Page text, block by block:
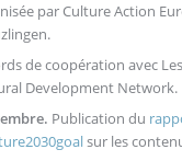
par Culture Action
de coopération avec
Development Network.
Publication du
sur les